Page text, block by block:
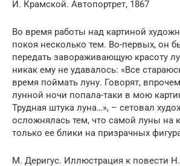
И. Крамской. Автопортрет, 1867
Во время работы над картиной
покоя несколько тем. Во-первых, он
передать завораживающую красоту
никак ему не удавалось: «Все
время поймать луну. Говорят,
лунной ночи попала-таки в мою
Трудная штука луна…», – сетовал
осложнялась тем, что самой луны на
только ее блики на призрачных
М. Деригус. Иллюстрация к повести